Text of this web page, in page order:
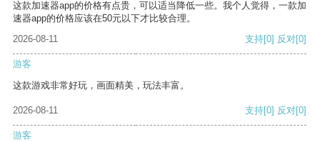
这款加速器app的价格有点贵，可以适当降低一些。我个人觉得，一款加
速器app的价格应该在50元以下才比较合理。
2026-08-11
支持[0] 反对[0]
游客
这款游戏非常好玩，画面精美，玩法丰富。
2026-08-11 支持[0] 反对[0]
游客